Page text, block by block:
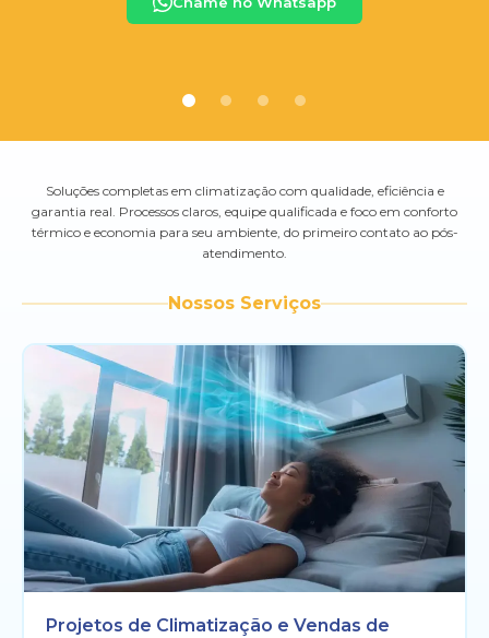
Soluções completas em climatização com qualidade, eficiência e
garantia real. Processos claros, equipe qualificada e foco em conforto
térmico e economia para seu ambiente, do primeiro contato ao pós-
atendimento.
Nossos Serviços
Projetos de Climatização e Vendas de